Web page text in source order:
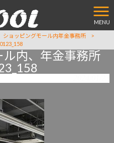
MENU
ショッピングモール内年金事務所
>
ル内、年金事務所